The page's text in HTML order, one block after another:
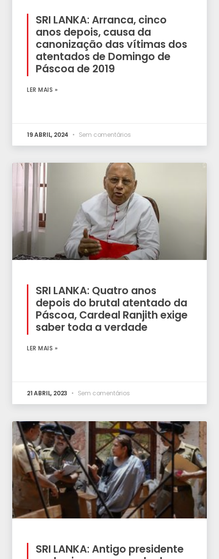
SRI LANKA: Arranca, cinco
anos depois, causa da
canonização das vítimas dos
atentados de Domingo de
Páscoa de 2019
LER MAIS »
19 ABRIL, 2024 Sem comentários
SRI LANKA: Quatro anos
depois do brutal atentado da
Páscoa, Cardeal Ranjith exige
saber toda a verdade
LER MAIS »
21 ABRIL, 2023 Sem comentários
SRI LANKA: Antigo presidente